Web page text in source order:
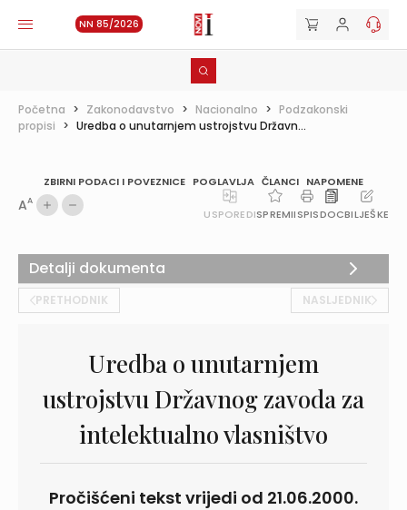
NN 85/2026
Početna > Zakonodavstvo > Nacionalno > Podzakonski
propisi > Uredba o unutarnjem ustrojstvu Državn...
ZBIRNI PODACI I POVEZNICE POGLAVLJA ČLANCI NAPOMENE
AA
USPOREDISPREMIISPISDOCBILJEŠKE
PRETHODNIK NASLJEDNIK
Uredba o unutarnjem
ustrojstvu Državnog zavoda za
intelektualno vlasništvo
Pročišćeni tekst vrijedi od 21.06.2000.
Detalji dokumenta